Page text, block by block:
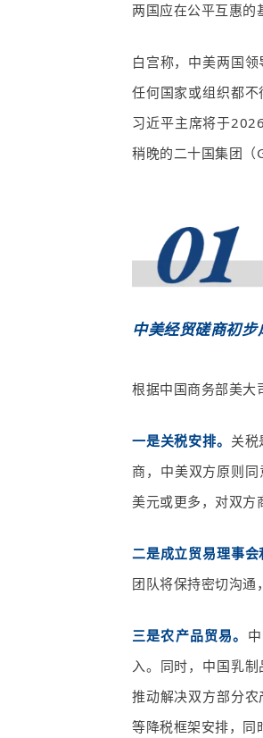
两国应在公平互惠的
白宫称，中美两国
任何国家或组织都不
习近平主席将于2026
稍晚的二十国集团（
中美经贸磋商初步
根据中国商务部美大
一是关税安排。 关
商，中美双方原则
美元或更多，对双方
二是成立贸易理事会
团队将保持密切沟通
三是农产品贸易。
入。同时，中国乳
推动解决双方部分
等降税框架安排，同